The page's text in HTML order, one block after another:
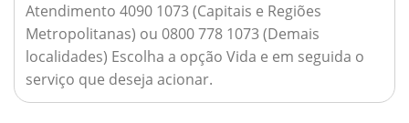
Atendimento 4090 1073 (Capitais e Regiões
Metropolitanas) ou 0800 778 1073 (Demais
localidades) Escolha a opção Vida e em seguida o
serviço que deseja acionar.